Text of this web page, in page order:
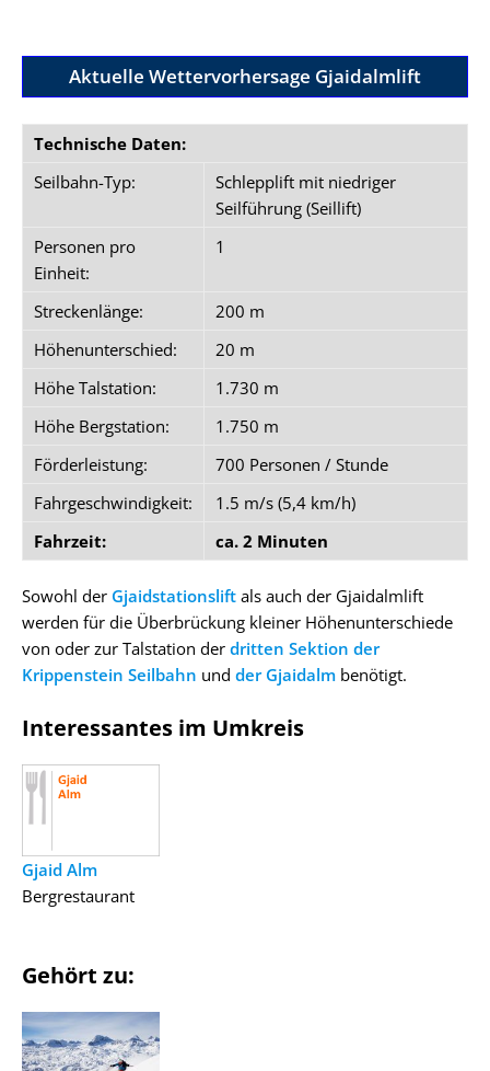
Aktuelle Wettervorhersage Gjaidalmlift
Technische Daten:
Seilbahn-Typ:
Schlepplift mit niedriger
Seilführung (Seillift)
Personen pro
Einheit:
1
Streckenlänge:
200 m
Höhenunterschied:
20 m
Höhe Talstation:
1.730 m
Höhe Bergstation:
1.750 m
Förderleistung:
700 Personen / Stunde
Fahrgeschwindigkeit:
1.5 m/s (5,4 km/h)
Fahrzeit:
ca. 2 Minuten
Sowohl der Gjaidstationslift als auch der Gjaidalmlift
werden für die Überbrückung kleiner Höhenunterschiede
von oder zur Talstation der dritten Sektion der
Krippenstein Seilbahn und der Gjaidalm benötigt.
Interessantes im Umkreis
Gjaid Alm
Bergrestaurant
Gehört zu: